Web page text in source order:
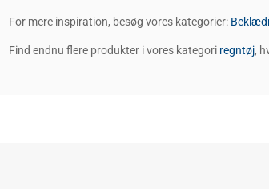
For mere inspiration, besøg vores kategorier:
Find endnu flere produkter i vores kategori regntøj,